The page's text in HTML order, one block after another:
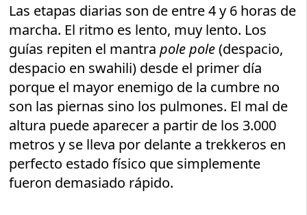
Las etapas diarias son de entre 4 y 6 horas de
marcha. El ritmo es lento, muy lento. Los
guías repiten el mantrapole pole(despacio,
despacio en swahili) desde el primer día
porque el mayor enemigo de la cumbre no
son las piernas sino los pulmones. El mal de
altura puede aparecer a partir de los 3.000
metros y se lleva por delante a trekkeros en
perfecto estado físico que simplemente
fueron demasiado rápido.